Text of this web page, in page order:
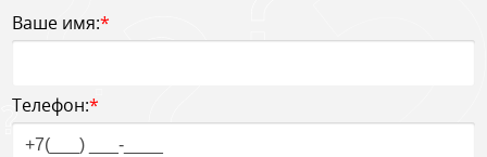
Ваше имя:*
Телефон:*